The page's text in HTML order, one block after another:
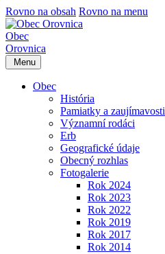
Rovno na obsah Rovno na menu
Obec
Orovnica
Menu
Obec
História
Pamiatky a zaujímavosti
Významní rodáci
Erb
Geografické údaje
Obecný rozhlas
Fotogalerie
Rok 2024
Rok 2023
Rok 2022
Rok 2019
Rok 2017
Rok 2014